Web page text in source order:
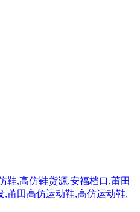
鞋,高仿鞋货源,安福档口,莆田
莆田高仿运动鞋,高仿运动鞋,